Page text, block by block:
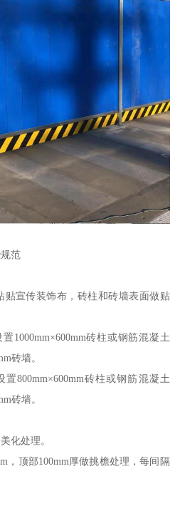
范
贴宣传装饰布，砖柱和砖墙表面做贴
1000mm×600mm砖柱或钢筋混凝土
砖墙。
800mm×600mm砖柱或钢筋混凝土
砖墙。
化处理。
，顶部100mm厚做挑檐处理，每间隔